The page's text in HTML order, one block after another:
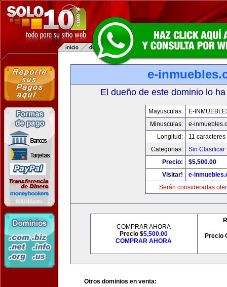
e-
El dueño de este dominio lo
Mayusculas:
E-
Minusculas:
e-
Longitud:
11 caracteres
Categorias:
Sin Clasificar
Precio:
$5,500.00
Visitar!
e-
Serán consideradas
COMPRAR AHORA
Precio $5,500.00
COMPRAR AHORA
Precio
Otros dominios en venta: